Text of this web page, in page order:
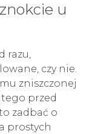
u
razu,
czy nie.
zniszczonej
przed
zadbać o
prostych